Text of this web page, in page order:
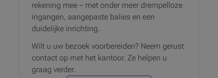
rekening mee – met onder meer drempelloze
ingangen, aangepaste balies en een
duidelijke inrichting.
Wilt u uw bezoek voorbereiden? Neem gerust
contact op met het kantoor. Ze helpen u
graag verder.